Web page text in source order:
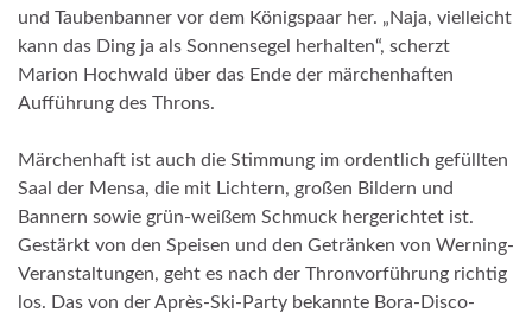
und Taubenbanner vor dem Königspaar her. „Naja, vielleicht
kann das Ding ja als Sonnensegel herhalten“, scherzt
Marion Hochwald über das Ende der märchenhaften
Aufführung des Throns.
Märchenhaft ist auch die Stimmung im ordentlich gefüllten
Saal der Mensa, die mit Lichtern, großen Bildern und
Bannern sowie grün-weißem Schmuck hergerichtet ist.
Gestärkt von den Speisen und den Getränken von Werning-
Veranstaltungen, geht es nach der Thronvorführung richtig
los. Das von der Après-Ski-Party bekannte Bora-Disco-